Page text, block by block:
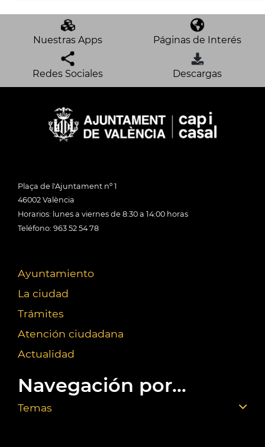
Nuestras Apps Páginas de Interés
Redes Sociales Descargas
Plaça de l'Ajuntament nº 1
46002 València
Horarios: lunes a viernes de 8:30 a 14:00 horas
Teléfono: 963 52 54 78
Ayuntamiento
La ciudad
Trámites
Atención ciudadana
Actualidad
Navegación por...
Temas